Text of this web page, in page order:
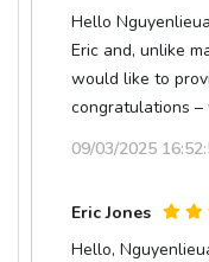
Hello
Eric and, unlike
would like to
congratulations
09/03/2025
Eric Jones
Hello,